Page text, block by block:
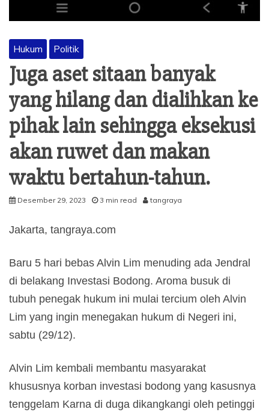
Hukum Politik
Juga aset sitaan banyak
yang hilang dan dialihkan ke
pihak lain sehingga eksekusi
akan ruwet dan makan
waktu bertahun-tahun.
Desember 29, 2023 3 min read tangraya
Jakarta, tangraya.com
Baru 5 hari bebas Alvin Lim menuding ada Jendral
di belakang Investasi Bodong. Aroma busuk di
tubuh penegak hukum ini mulai tercium oleh Alvin
Lim yang ingin menegakan hukum di Negeri ini,
sabtu (29/12).
Alvin Lim kembali membantu masyarakat
khususnya korban investasi bodong yang kasusnya
tenggelam Karna di duga dikangkangi oleh petinggi